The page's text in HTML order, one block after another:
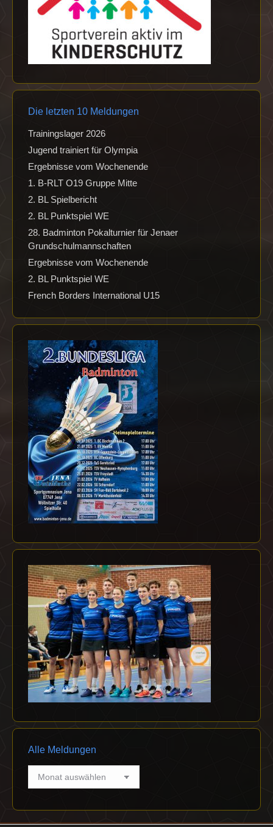
Die letzten 10 Meldungen
Trainingslager 2026
Jugend trainiert für Olympia
Ergebnisse vom Wochenende
1. B-RLT O19 Gruppe Mitte
2. BL Spielbericht
2. BL Punktspiel WE
28. Badminton Pokalturnier für Jenaer
Grundschulmannschaften
Ergebnisse vom Wochenende
2. BL Punktspiel WE
French Borders International U15
Alle Meldungen
Alle